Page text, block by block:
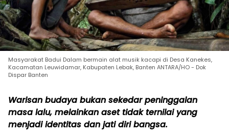
Masyarakat Badui Dalam bermain alat musik kacapi di Desa Kanekes,
Kacamatan Leuwidamar, Kabupaten Lebak, Banten ANTARA/HO - Dok
Dispar Banten
Warisan budaya bukan sekedar peninggalan
masa lalu, melainkan aset tidak ternilai yang
menjadi identitas dan jati diri bangsa.